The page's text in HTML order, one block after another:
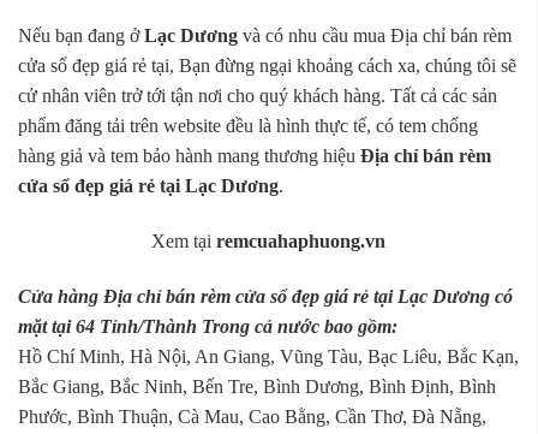
Nếu bạn đang ởLạc Dương và có nhu cầu mua Địa chỉ bán rèm
cửa sổ đẹp giá rẻ tại, Bạn đừng ngại khoảng cách xa, chúng tôi sẽ
cử nhân viên trở tới tận nơi cho quý khách hàng. Tất cả các sản
phẩm đăng tải trên website đều là hình thực tế, có tem chống
hàng giả và tem bảo hành mang thương hiệu Địa chỉ bán rèm
cửa sổ đẹp giá rẻ tại Lạc Dương.
Xem tại remcuahaphuong.vn
Cửa hàng Địa chỉ bán rèm cửa sổ đẹp giá rẻ tại Lạc Dương có
mặt tại 64 Tỉnh/Thành Trong cả nước bao gồm:
Hồ Chí Minh, Hà Nội, An Giang, Vũng Tàu, Bạc Liêu, Bắc Kạn,
Bắc Giang, Bắc Ninh, Bến Tre, Bình Dương, Bình Định, Bình
Phước, Bình Thuận, Cà Mau, Cao Bằng, Cần Thơ, Đà Nẵng,